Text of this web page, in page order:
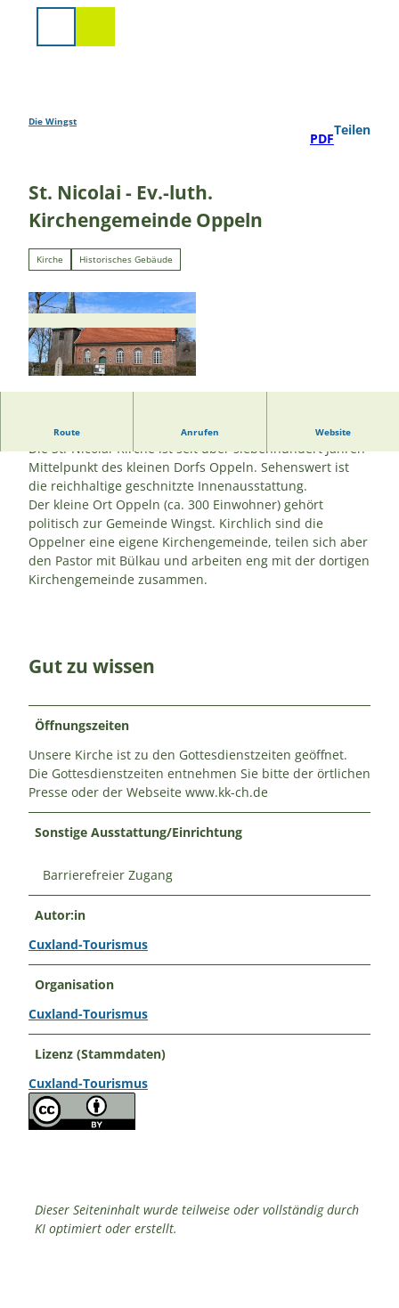
Die Wingst
PDF
Teilen
St. Nicolai - Ev.-luth.
Kirchengemeinde Oppeln
Kirche Historisches Gebäude
Route Anrufen Website
Herzlich Willkommen in der Kirchengemeinde Oppel
Die St.-Nicolai-Kirche ist seit über siebenhundert Jahren
Mittelpunkt des kleinen Dorfs Oppeln. Sehenswert ist
die reichhaltige geschnitzte Innenausstattung.
Der kleine Ort Oppeln (ca. 300 Einwohner) gehört
politisch zur Gemeinde Wingst. Kirchlich sind die
Oppelner eine eigene Kirchengemeinde, teilen sich aber
den Pastor mit Bülkau und arbeiten eng mit der dortigen
Kirchengemeinde zusammen.
Gut zu wissen
Öffnungszeiten
Unsere Kirche ist zu den Gottesdienstzeiten geöffnet.
Die Gottesdienstzeiten entnehmen Sie bitte der örtlichen
Presse oder der Webseite www.kk-ch.de
Sonstige Ausstattung/Einrichtung
Barrierefreier Zugang
Autor:in
Cuxland-Tourismus
Organisation
Cuxland-Tourismus
Lizenz (Stammdaten)
Cuxland-Tourismus
Dieser Seiteninhalt wurde teilweise oder vollständig durch
KI optimiert oder erstellt.